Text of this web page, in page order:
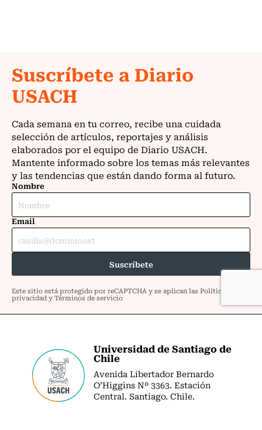
Universidad de Santiago de
Chile
Avenida Libertador Bernardo
O’Higgins Nº 3363. Estación
Central. Santiago. Chile.